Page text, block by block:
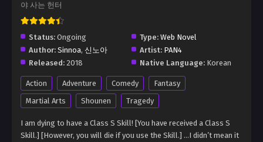
야 사는 헌터
Status: Ongoing Type: Web Novel
Author: Sinnoa, 신노아 Artist: PAN4
Released: 2018 Native Language: Korean
Action Adventure Comedy
Fantasy
Martial Arts
Shounen Tragedy
I am dying to have a Class S Skill! [You have received a Class S
Skill.] [However, you will die if you use the Skill.] …I didn’t mean it